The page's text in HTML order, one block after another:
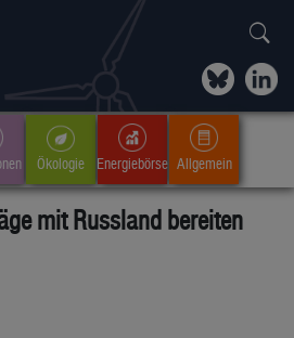
Ökologie Energiebörse Allgemein
mit Russland bereiten